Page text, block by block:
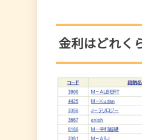
金利はどれく